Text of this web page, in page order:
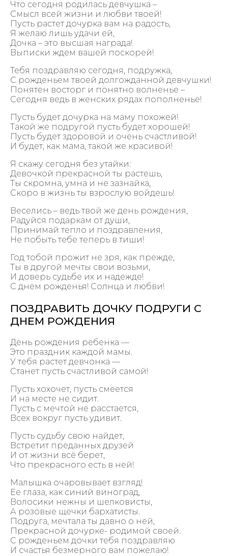
Что сегодня родилась девчушка –
Смысл всей жизни и любви твоей!
Пусть растет дочурка вам на радость,
Я желаю лишь удачи ей,
Дочка – это высшая награда!
Выписки ждем вашей поскорей!
Тебя поздравляю сегодня, подружка,
С рожденьем твоей долгожданной девчушки!
Понятен восторг и понятно волненье –
Сегодня ведь в женских рядах пополненье!
Пусть будет дочурка на маму похожей!
Такой же подругой пусть будет хорошей!
Пусть будет здоровой и очень счастливой!
И будет, как мама, такой же красивой!
Я скажу сегодня без утайки:
Девочкой прекрасной ты растешь,
Ты скромна, умна и не зазнайка,
Скоро в жизнь ты взрослую войдешь!
Веселись – ведь твой же день рождения,
Радуйся подаркам от души,
Принимай тепло и поздравления,
Не побыть тебе теперь в тиши!
Год тобой прожит не зря, как прежде,
Ты в другой мечты свои возьми,
И доверь судьбе их и надежде!
С днем рожденья! Солнца и любви!
ПОЗДРАВИТЬ ДОЧКУ ПОДРУГИ С
ДНЕМ РОЖДЕНИЯ
День рождения ребенка —
Это праздник каждой мамы.
У тебя растет девчонка —
Станет пусть счастливой самой!
Пусть хохочет, пусть смеется
И на месте не сидит.
Пусть с мечтой не расстается,
Всех вокруг пусть удивит.
Пусть судьбу свою найдет,
Встретит преданных друзей
И от жизни всё берет,
Что прекрасного есть в ней!
Малышка очаровывает взгляд!
Ее глаза, как синий виноград,
Волосики нежны и шелковисты,
А розовые щечки бархатисты.
Подруга, мечтала ты давно о ней,
Прекрасной дочурке- родимой своей.
С рожденьем дочки тебя поздравляю
И счастья безмерного вам пожелаю!